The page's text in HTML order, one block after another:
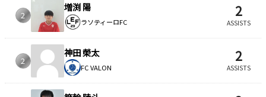
2
増渕 陽
ラソティーロFC
2
ASSISTS
2
神田 榮太
FC VALON
2
ASSISTS